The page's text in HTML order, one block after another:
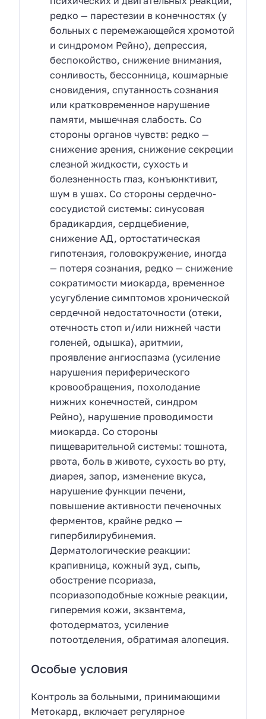
редко — парестезии в конечностях (у
больных с перемежающейся хромотой
и синдромом Рейно), депрессия,
беспокойство, снижение внимания,
сонливость, бессонница, кошмарные
сновидения, спутанность сознания
или кратковременное нарушение
памяти, мышечная слабость. Со
стороны органов чувств: редко —
снижение зрения, снижение секреции
слезной жидкости, сухость и
болезненность глаз, конъюнктивит,
шум в ушах. Со стороны сердечно-
сосудистой системы: синусовая
брадикардия, сердцебиение,
снижение АД, ортостатическая
гипотензия, головокружение, иногда
— потеря сознания, редко — снижение
сократимости миокарда, временное
усугубление симптомов хронической
сердечной недостаточности (отеки,
отечность стоп и/или нижней части
голеней, одышка), аритмии,
проявление ангиоспазма (усиление
нарушения периферического
кровообращения, похолодание
нижних конечностей, синдром
Рейно), нарушение проводимости
миокарда. Со стороны
пищеварительной системы: тошнота,
рвота, боль в животе, сухость во рту,
диарея, запор, изменение вкуса,
нарушение функции печени,
повышение активности печеночных
ферментов, крайне редко —
гипербилирубинемия.
Дерматологические реакции:
крапивница, кожный зуд, сыпь,
обострение псориаза,
псориазоподобные кожные реакции,
гиперемия кожи, экзантема,
фотодерматоз, усиление
потоотделения, обратимая алопеция.
Особые условия
Контроль за больными, принимающими
Метокард, включает регулярное